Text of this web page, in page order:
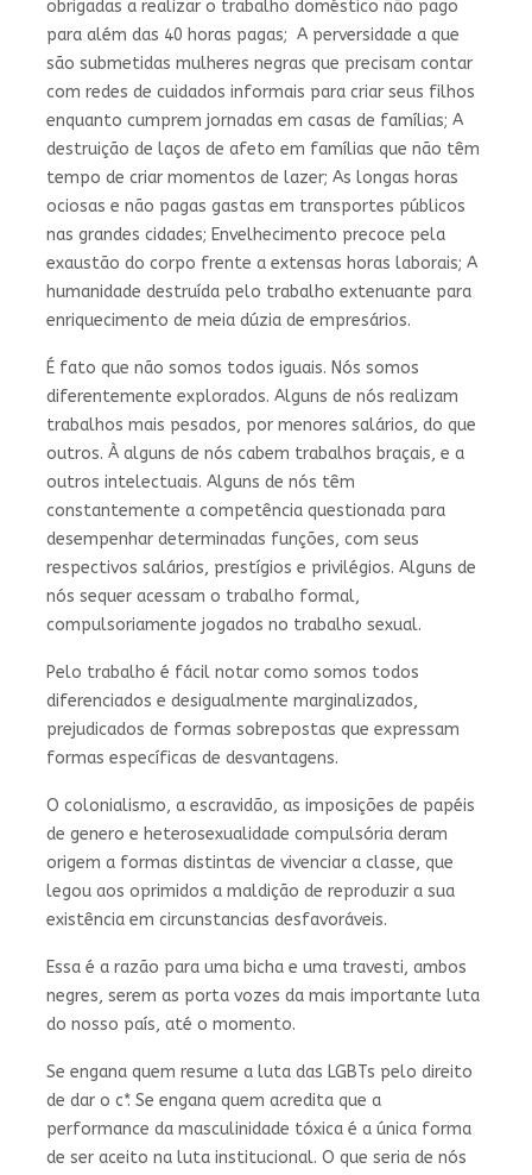
obrigadas a realizar o trabalho doméstico não pago
para além das 40 horas pagas; A perversidade a que
são submetidas mulheres negras que precisam contar
com redes de cuidados informais para criar seus filhos
enquanto cumprem jornadas em casas de famílias; A
destruição de laços de afeto em famílias que não têm
tempo de criar momentos de lazer; As longas horas
ociosas e não pagas gastas em transportes públicos
nas grandes cidades; Envelhecimento precoce pela
exaustão do corpo frente a extensas horas laborais; A
humanidade destruída pelo trabalho extenuante para
enriquecimento de meia dúzia de empresários.
É fato que não somos todos iguais. Nós somos
diferentemente explorados. Alguns de nós realizam
trabalhos mais pesados, por menores salários, do que
outros. À alguns de nós cabem trabalhos braçais, e a
outros intelectuais. Alguns de nós têm
constantemente a competência questionada para
desempenhar determinadas funções, com seus
respectivos salários, prestígios e privilégios. Alguns de
nós sequer acessam o trabalho formal,
compulsoriamente jogados no trabalho sexual.
Pelo trabalho é fácil notar como somos todos
diferenciados e desigualmente marginalizados,
prejudicados de formas sobrepostas que expressam
formas específicas de desvantagens.
O colonialismo, a escravidão, as imposições de papéis
de genero e heterosexualidade compulsória deram
origem a formas distintas de vivenciar a classe, que
legou aos oprimidos a maldição de reproduzir a sua
existência em circunstancias desfavoráveis.
Essa é a razão para uma bicha e uma travesti, ambos
negres, serem as porta vozes da mais importante luta
do nosso país, até o momento.
Se engana quem resume a luta das LGBTs pelo direito
de dar o c*. Se engana quem acredita que a
performance da masculinidade tóxica é a única forma
de ser aceito na luta institucional. O que seria de nós